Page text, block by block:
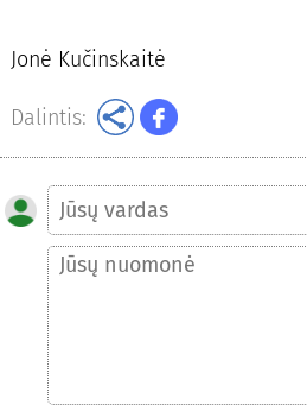
Jonė Kučinskaitė
Dalintis: